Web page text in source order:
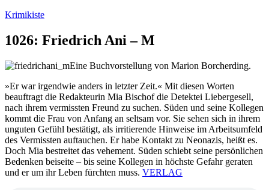
Zum
springen
Krimikiste
1026: Friedrich Ani – M
Eine Buchvorstellung von Marion Borcherding.
»Er war irgendwie anders in letzter Zeit.« Mit diesen Worten
beauftragt die Redakteurin Mia Bischof die Detektei Liebergesell,
nach ihrem vermissten Freund zu suchen. Süden und seine Kollegen
kommt die Frau von Anfang an seltsam vor. Sie sehen sich in ihrem
unguten Gefühl bestätigt, als irritierende Hinweise im Arbeitsumfeld
des Vermissten auftauchen. Er habe Kontakt zu Neonazis, heißt es.
Doch Mia bestreitet das vehement. Süden schiebt seine persönlichen
Bedenken beiseite – bis seine Kollegen in höchste Gefahr geraten
und er um ihr Leben fürchten muss. VERLAG